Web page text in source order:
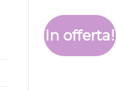
In offerta!